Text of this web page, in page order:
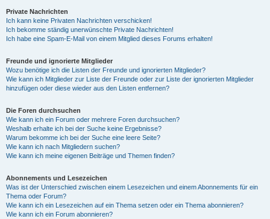
Private Nachrichten
Ich kann keine Privaten Nachrichten verschicken!
Ich bekomme ständig unerwünschte Private Nachrichten!
Ich habe eine Spam-E-Mail von einem Mitglied dieses Forums erhalten!
Freunde und ignorierte Mitglieder
Wozu benötige ich die Listen der Freunde und ignorierten Mitglieder?
Wie kann ich Mitglieder zur Liste der Freunde oder zur Liste der ignorierten Mitglieder
hinzufügen oder diese wieder aus den Listen entfernen?
Die Foren durchsuchen
Wie kann ich ein Forum oder mehrere Foren durchsuchen?
Weshalb erhalte ich bei der Suche keine Ergebnisse?
Warum bekomme ich bei der Suche eine leere Seite?
Wie kann ich nach Mitgliedern suchen?
Wie kann ich meine eigenen Beiträge und Themen finden?
Abonnements und Lesezeichen
Was ist der Unterschied zwischen einem Lesezeichen und einem Abonnements für ein
Thema oder Forum?
Wie kann ich ein Lesezeichen auf ein Thema setzen oder ein Thema abonnieren?
Wie kann ich ein Forum abonnieren?